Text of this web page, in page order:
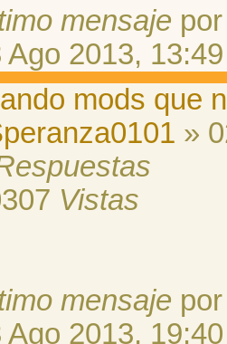
mensaje
Ago 2013, 13:49
mods que
»
Vistas
mensaje
Ago 2013, 19:40